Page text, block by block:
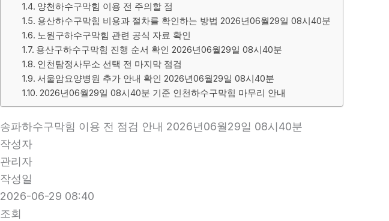
양천하수구막힘 이용 전 주의할 점
용산하수구막힘 비용과 절차를 확인하는 방법 2026년06월29일 08시40분
노원구하수구막힘 관련 공식 자료 확인
용산구하수구막힘 진행 순서 확인 2026년06월29일 08시40분
인천탐정사무소 선택 전 마지막 점검
서울암요양병원 추가 안내 확인 2026년06월29일 08시40분
2026년06월29일 08시40분 기준 인천하수구막힘 마무리 안내
송파하수구막힘 이용 전 점검 안내 2026년06월29일 08시40분
작성자
관리자
작성일
2026-06-29 08:40
조회